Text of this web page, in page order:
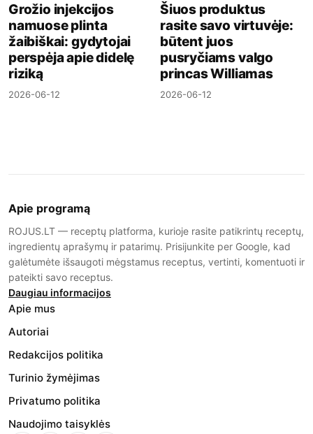
Grožio injekcijos
namuose plinta
žaibiškai: gydytojai
perspėja apie didelę
riziką
2026-06-12
Šiuos produktus
rasite savo virtuvėje:
būtent juos
pusryčiams valgo
princas Williamas
2026-06-12
Apie programą
ROJUS.LT — receptų platforma, kurioje rasite patikrintų receptų,
ingredientų aprašymų ir patarimų. Prisijunkite per Google, kad
galėtumėte išsaugoti mėgstamus receptus, vertinti, komentuoti ir
pateikti savo receptus.
Daugiau informacijos
Apie mus
Autoriai
Redakcijos politika
Turinio žymėjimas
Privatumo politika
Naudojimo taisyklės